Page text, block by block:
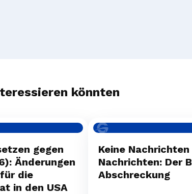
könnten
gegen
Änderungen
die
in den USA
Keine
Nachrichten: Der
Abschreckung